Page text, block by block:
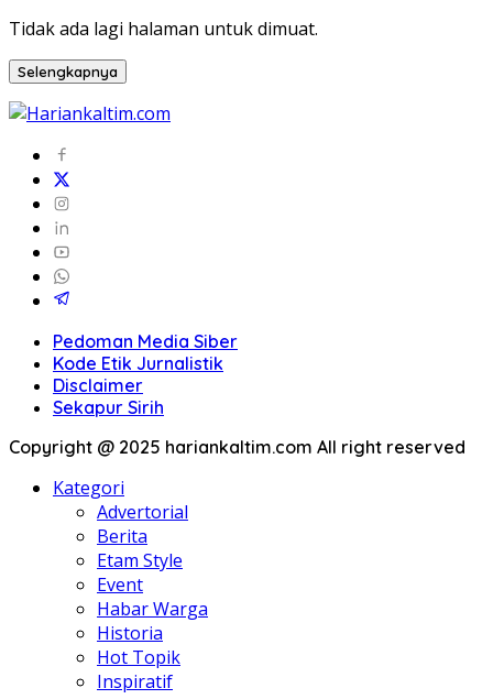
Tidak ada lagi halaman untuk dimuat.
Selengkapnya
Pedoman Media Siber
Kode Etik Jurnalistik
Disclaimer
Sekapur Sirih
Copyright @ 2025 hariankaltim.com All right reserved
Kategori
Advertorial
Berita
Etam Style
Event
Habar Warga
Historia
Hot Topik
Inspiratif